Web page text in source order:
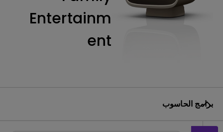
Entertainm
ent
برامج الحاسوب